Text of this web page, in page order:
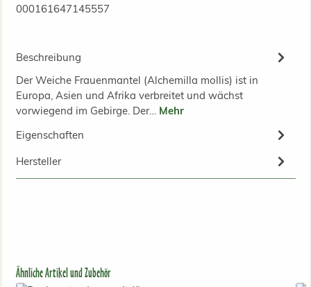
000161647145557
Beschreibung
Der Weiche Frauenmantel (Alchemilla mollis) ist in
Europa, Asien und Afrika verbreitet und wächst
vorwiegend im Gebirge. Der… Mehr
Eigenschaften
Hersteller
Produktgalerie überspringen
Ähnliche Artikel und Zubehör